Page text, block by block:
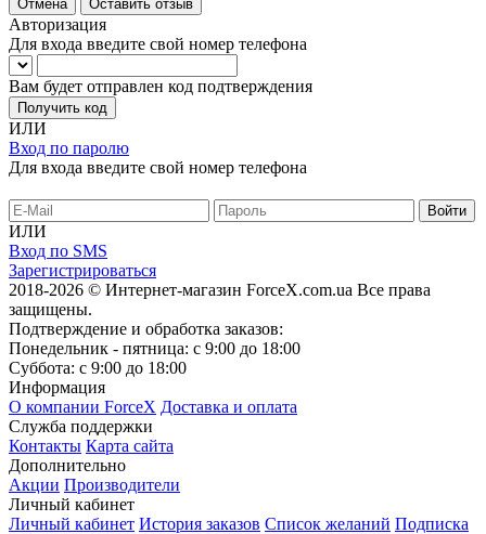
Отмена Оставить отзыв
Авторизация
Для входа введите свой номер телефона
Вам будет отправлен код подтверждения
Получить код
ИЛИ
Вход по паролю
Для входа введите свой номер телефона
ИЛИ
Вход по SMS
Зарегистрироваться
2018-2026 © Интернет-магазин ForceX.com.ua Все права
защищены.
Подтверждение и обработка заказов:
Понедельник - пятница: с 9:00 до 18:00
Суббота: с 9:00 до 18:00
Информация
О компании ForceX Доставка и оплата
Служба поддержки
Контакты Карта сайта
Дополнительно
Акции Производители
Личный кабинет
Личный кабинет История заказов Список желаний Подписка